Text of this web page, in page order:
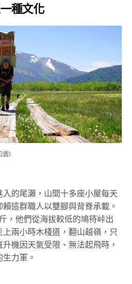
種文化
）
的尾瀨，山間十多座小屋每天
這群職人以雙腳與背脊承載。
，他們從海拔較低的鳩待峠出
兩小時木棧道，翻山越嶺，只
機因天氣受限、無法起飛時，
力軍。